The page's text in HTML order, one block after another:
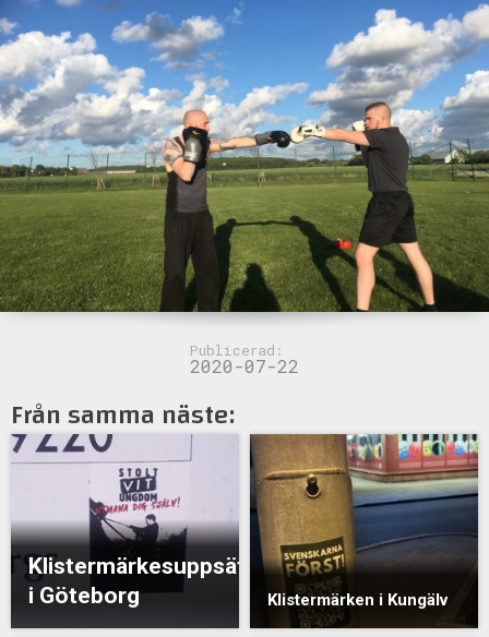
Publicerad:
2020-07-22
Från samma näste:
Klistermärkesuppsättning
i Göteborg
Klistermärken i Kungälv